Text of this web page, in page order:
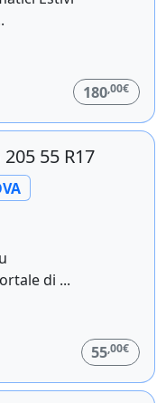
180,00€
55 R17
di ...
55,00€